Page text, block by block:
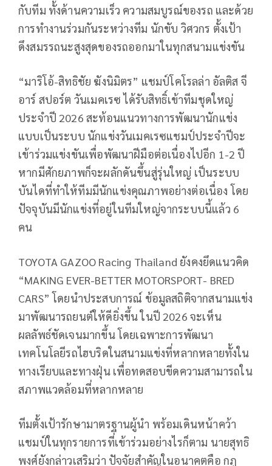
กับทีม ทั้งด้านความเร็ว ความสมบูรณ์ของรถ และด้วย
การทำงานร่วมกันระหว่างทีม นักขับ วิศวกร ตั้งเป้า
ดึงสมรรถนะสูงสุดของรถออกมาในทุกสนามแข่งขัน
“มาริโอ้-สิทธิชัย ฆังนิมิตร” แชมป์โคโรลล่า อัลติส จี
อาร์ สปอร์ต วันเมคเรซ ได้รับสิทธิ์เข้าทีมชุดใหญ่
ประจำปี 2026 สะท้อนแนวทางการพัฒนานักแข่ง
แบบเป็นระบบ นักแข่งวันเมคเรซแชมป์ประจำปีจะ
เข้าร่วมแข่งขันเพื่อพัฒนาฝีมือต่อเนื่องไปอีก 1-2 ปี
หากมีศักยภาพก็จะผลักดันขึ้นสู่รุ่นใหญ่ เป็นระบบ
บันไดที่ทำให้ทีมมีนักแข่งคุณภาพอย่างต่อเนื่อง โดย
ปัจจุบันมีนักแข่งที่อยู่ในทีมใหญ่จากระบบนี้แล้ว 6
คน
TOYOTA GAZOO Racing Thailand ยังคงยึดแนวคิด
“MAKING EVER-BETTER MOTORSPORT- BRED
CARS” โดยนำประสบการณ์ ข้อมูลสถิติจากสนามแข่ง
มาพัฒนารถยนต์ให้ดียิ่งขึ้น ในปี 2026 จะเห็น
ผลลัพธ์ชัดเจนมากขึ้น โดยเฉพาะการพัฒนา
เทคโนโลยีรถไฮบริดในสนามแข่งที่หลากหลายทั้งใน
ทางเรียบและทางฝุ่น เพื่อทดสอบขีดความสามารถใน
สภาพแวดล้อมที่หลากหลาย
ทีมตั้งเป้ารักษามาตรฐานผู้นำ พร้อมเดินหน้าคว้า
แชมป์ในทุกรายการที่เข้าร่วมอย่างไรก็ตาม นายสุทธิ
พงศ์ยังกล่าวเสริมว่า ปัจจัยสำคัญในอนาคตคือ กฎ